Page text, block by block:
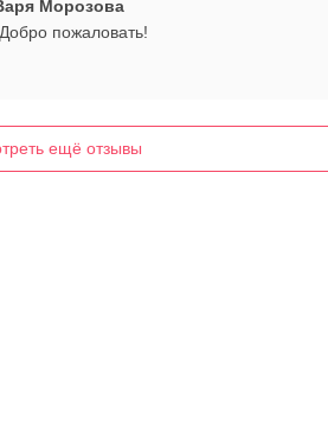
Морозова
пожаловать!
ещё отзывы